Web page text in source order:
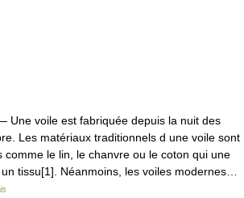
Une voile est fabriquée depuis la nuit des
Les matériaux traditionnels d une voile sont
comme le lin, le chanvre ou le coton qui une
tissu[1]. Néanmoins, les voiles modernes…